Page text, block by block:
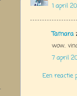
1 april
Tamara
wow..
7 april
Een reactie